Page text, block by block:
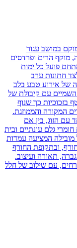
במושב עגור
מוקף הרים ופרדסים
פועל כל ימות
לצד חתונות ערב
של אירוע טבע בלב
עם קיבולת של
מתעטף בזכוכיות כך שנוף
המקורה והממוזגת.
עם הזוג, בין אם
גלם עונתיים ובית
המציעה עמדות
ובתקופת החורף
שף, הגברה, תאורה ועיצוב.
לאירועי טבע גדולים החל מ-250 אורחים, עם שילוב של חלל